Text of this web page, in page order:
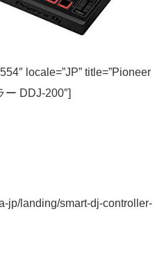
locale=”JP” title=”Pioneer
ー DDJ-200″]
jp/landing/smart-dj-controller-